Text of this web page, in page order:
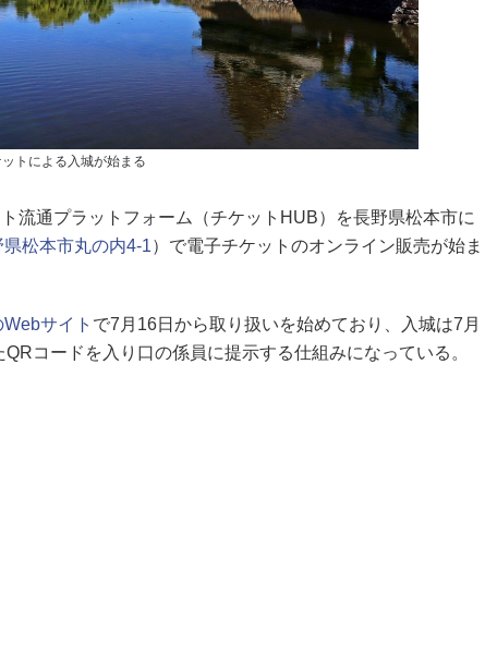
トによる入城が始まる
流通プラットフォーム（チケットHUB）を長野県松本市に
県松本市丸の内4-1）で電子チケットのオンライン販売が始ま
サイト で7月16日から取り扱いを始めており、入城は7月
コードを入り口の係員に提示する仕組みになっている。